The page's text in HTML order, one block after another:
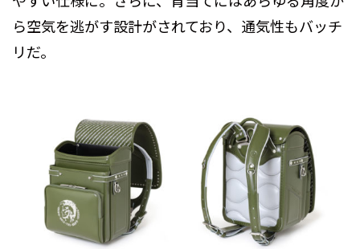
ら空気を逃がす設計がされており、通気性もバッチ
リだ。